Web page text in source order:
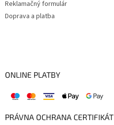
Reklamačný formulár
Doprava a platba
ONLINE PLATBY
PRÁVNA OCHRANA CERTIFIKÁT